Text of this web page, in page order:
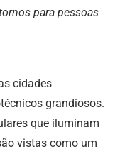
para pessoas
cidades
grandiosos.
que iluminam
vistas como um